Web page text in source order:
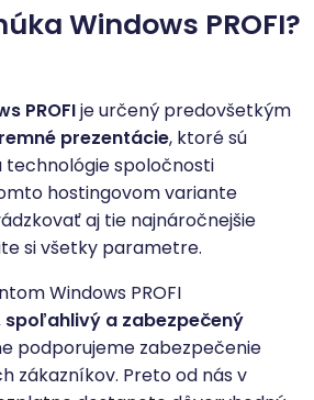
Windows PROFI?
PROFIje určený predovšetkým
prezentácie, ktoré sú
technológie spoločnosti
hostingovom variante
aj tie najnáročnejšie
si všetky parametre.
Windows PROFI
a zabezpečený
podporujeme zabezpečenie
zákazníkov. Preto od nás v